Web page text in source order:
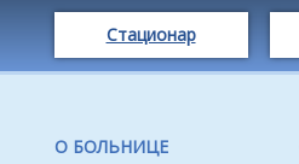
Стационар
О БОЛЬНИЦЕ